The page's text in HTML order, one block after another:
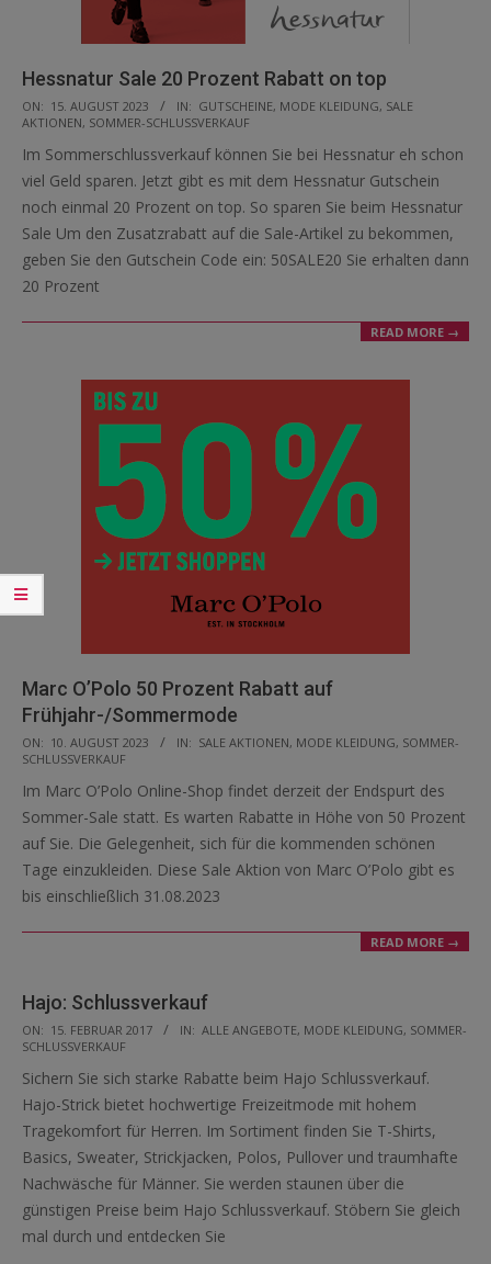
Hessnatur Sale 20 Prozent Rabatt on top
2023-
08-
15
ON: 15. AUGUST 2023 IN: GUTSCHEINE, MODE KLEIDUNG, SALE
AKTIONEN, SOMMER-SCHLUSSVERKAUF
Im Sommerschlussverkauf können Sie bei Hessnatur eh schon
viel Geld sparen. Jetzt gibt es mit dem Hessnatur Gutschein
noch einmal 20 Prozent on top. So sparen Sie beim Hessnatur
Sale Um den Zusatzrabatt auf die Sale-Artikel zu bekommen,
geben Sie den Gutschein Code ein: 50SALE20 Sie erhalten dann
20 Prozent
READ MORE →
Marc O’Polo 50 Prozent Rabatt auf
Frühjahr-/Sommermode
2023-
08-
10
ON: 10. AUGUST 2023 IN: SALE AKTIONEN, MODE KLEIDUNG, SOMMER-
SCHLUSSVERKAUF
Im Marc O’Polo Online-Shop findet derzeit der Endspurt des
Sommer-Sale statt. Es warten Rabatte in Höhe von 50 Prozent
auf Sie. Die Gelegenheit, sich für die kommenden schönen
Tage einzukleiden. Diese Sale Aktion von Marc O’Polo gibt es
bis einschließlich 31.08.2023
READ MORE →
Hajo: Schlussverkauf
2017-
02-
15
ON: 15. FEBRUAR 2017 IN: ALLE ANGEBOTE, MODE KLEIDUNG, SOMMER-
SCHLUSSVERKAUF
Sichern Sie sich starke Rabatte beim Hajo Schlussverkauf.
Hajo-Strick bietet hochwertige Freizeitmode mit hohem
Tragekomfort für Herren. Im Sortiment finden Sie T-Shirts,
Basics, Sweater, Strickjacken, Polos, Pullover und traumhafte
Nachwäsche für Männer. Sie werden staunen über die
günstigen Preise beim Hajo Schlussverkauf. Stöbern Sie gleich
mal durch und entdecken Sie